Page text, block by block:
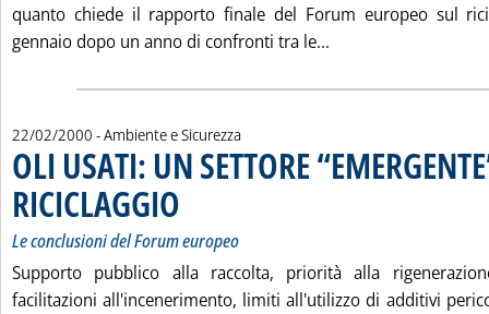
quanto chiede il rapporto finale del Forum europeo sul
gennaio dopo un anno di confronti tra le...
22/02/2000 - Ambiente e Sicurezza
OLI USATI: UN SETTORE
RICICLAGGIO
Le conclusioni del Forum europeo
Supporto pubblico alla raccolta, priorità alla
facilitazioni all'incenerimento, limiti all'utilizzo di additivi